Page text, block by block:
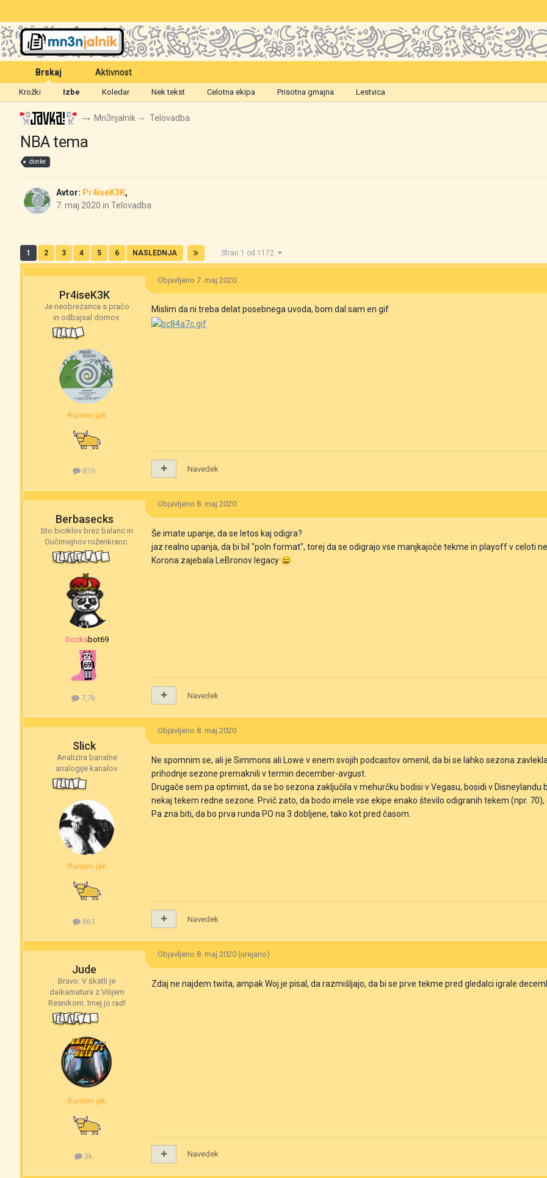
Brskaj
Krožki Izbe Koledar Nek tekst Celotna ekipa Prisotna gmajna Lestvica
Aktivnost
Mn3njalnik Telovadba
NBA tema
donke
Avtor: Pr4iseK3K,
7. maj 2020 inTelovadba
1 2 3 4 5 6 NASLEDNJA Stran 1 od 1172
Pr4iseK3K
Je neobrezanca s pračo
in odbajsal domov.
Rumeni jak
816
Objavljeno7. maj 2020
Mislim da ni treba delat posebnega uvoda, bom dal sam en gif
Navedek
Berbasecks
Sto biciklov brez balanc in
Gučimejnov roženkranc.
‎‎Socksbot69
7,7k
Objavljeno 8. maj 2020
Še imate upanje, da se letos kaj odigra?
jaz realno upanja, da bi bil "poln format", torej da se odigrajo vse manjkajoče tekme in playoff v celoti
Korona zajebala LeBronov legacy 😄
Navedek
Slick
Analizira banalne
analogije kanalov.
Rumeni jak
861
Objavljeno 8. maj 2020
Ne spomnim se, ali je Simmons ali Lowe v enem svojih podcastov omenil, da bi se lahko sezona
prihodnje sezone premaknili v termin december-avgust.
Drugače sem pa optimist, da se bo sezona zaključila v mehurčku bodisi v Vegasu, bosidi v
nekaj tekem redne sezone. Prvič zato, da bodo imele vse ekipe enako število odigranih tekem (npr.
Pa zna biti, da bo prva runda PO na 3 dobljene, tako kot pred časom.
Navedek
Jude
Bravo. V škatli je
daikamatura z Vilijem
Resnikom. Imej jo rad!
Rumeni jak
3k
Objavljeno 8. maj 2020 (urejano)
Zdaj ne najdem twita, ampak Woj je pisal, da razmišljajo, da bi se prve tekme pred gledalci igrale
Navedek